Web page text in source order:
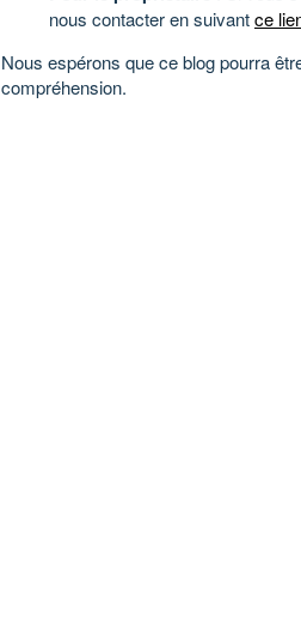
nous contacter en suivantce
Nous espérons que ce blog pourra
compréhension.